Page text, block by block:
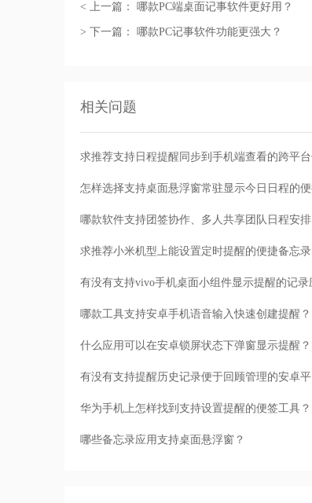
< 上一篇： 哪款PC端桌面记事软件更好用？
> 下一篇： 哪款PC记事软件功能更强大？
相关问题
哪款软件支持团签协作、多人共享团队日程安排
求推荐小米机型上能设置定时提醒的便捷备忘录
哪款工具支持安卓手机语音输入快速创建提醒？
什么应用可以在安卓锁屏状态下弹窗显示提醒？
有没有支持提醒历史记录便于回顾管理的安卓平
华为手机上怎样找到支持设置提醒的便签工具？
哪些备忘录应用支持桌面悬浮窗？